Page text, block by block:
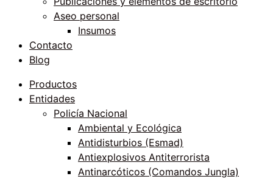
Aseo personal
Insumos
Contacto
Blog
Productos
Entidades
Policía Nacional
Ambiental y Ecológica
Antidisturbios (Esmad)
Antiexplosivos Antiterrorista
Antinarcóticos (Comandos Jungla)